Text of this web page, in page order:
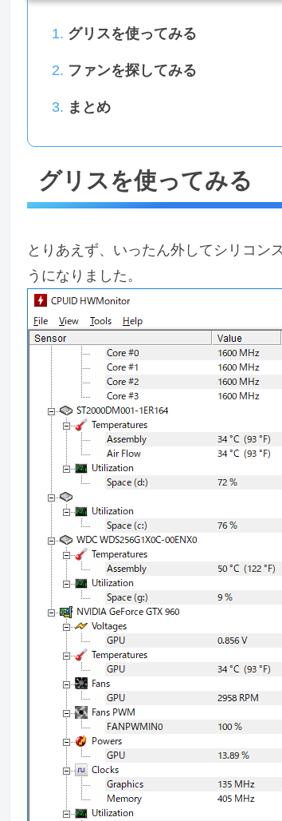
グリスを使ってみる
ファンを探してみる
まとめ
グリスを使ってみる
とりあえず、いったん外してシリコン
うになりました。